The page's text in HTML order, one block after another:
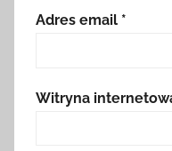
Adres email *
Witryna